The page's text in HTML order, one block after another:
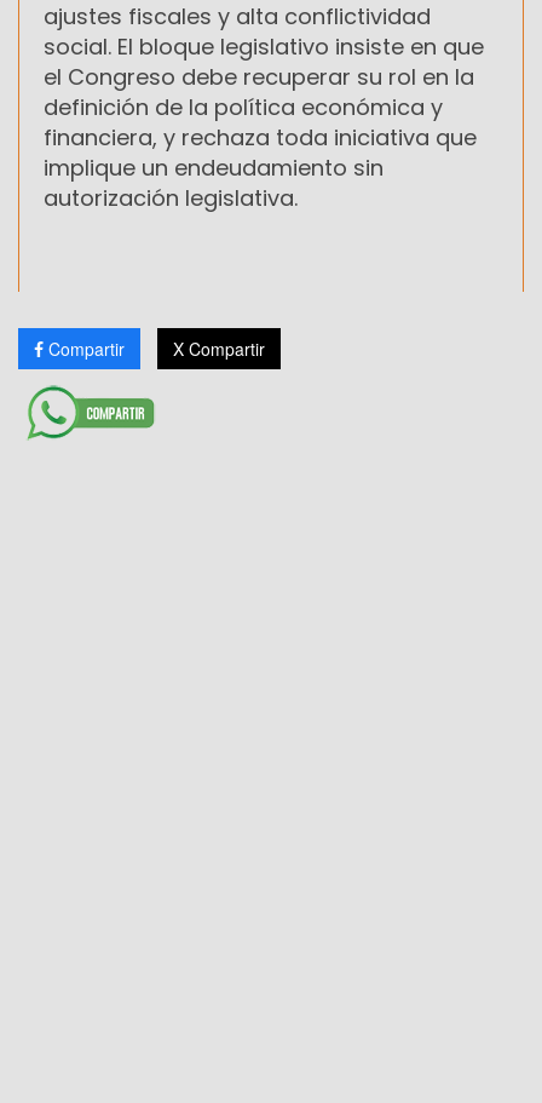
ajustes fiscales y alta conflictividad
social. El bloque legislativo insiste en que
el Congreso debe recuperar su rol en la
definición de la política económica y
financiera, y rechaza toda iniciativa que
implique un endeudamiento sin
autorización legislativa.
Compartir X Compartir